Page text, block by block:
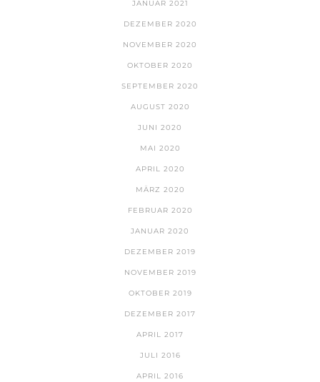
JANUAR 2021
DEZEMBER 2020
NOVEMBER 2020
OKTOBER 2020
SEPTEMBER 2020
AUGUST 2020
JUNI 2020
MAI 2020
APRIL 2020
MÄRZ 2020
FEBRUAR 2020
JANUAR 2020
DEZEMBER 2019
NOVEMBER 2019
OKTOBER 2019
DEZEMBER 2017
APRIL 2017
JULI 2016
APRIL 2016